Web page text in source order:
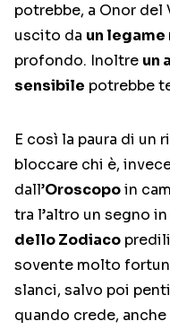
potrebbe, a Onor del
uscito da un
profondo. Inoltre un
sensibile potrebbe
E così la paura di
bloccare chi è,
dall’Oroscopoin
tra l’altro un segno
dello Zodiaco
sovente molto
slanci, salvo poi
quando crede,